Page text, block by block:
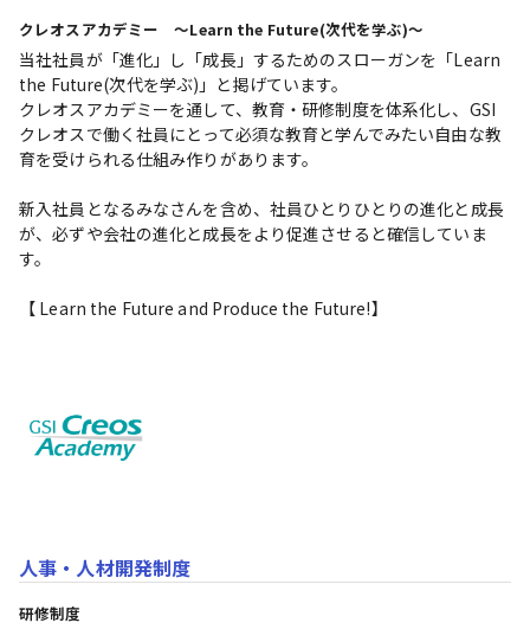
クレオスアカデミー ～Learn the Future(次代を学ぶ)～
当社社員が「進化」し「成長」するためのスローガンを「Learn
the Future(次代を学ぶ)」と掲げています。
クレオスアカデミーを通して、教育・研修制度を体系化し、GSI
クレオスで働く社員にとって必須な教育と学んでみたい自由な教
育を受けられる仕組み作りがあります。
新入社員となるみなさんを含め、社員ひとりひとりの進化と成長
が、必ずや会社の進化と成長をより促進させると確信していま
す。
【 Learn the Future and Produce the Future!】
人事・人材開発制度
研修制度